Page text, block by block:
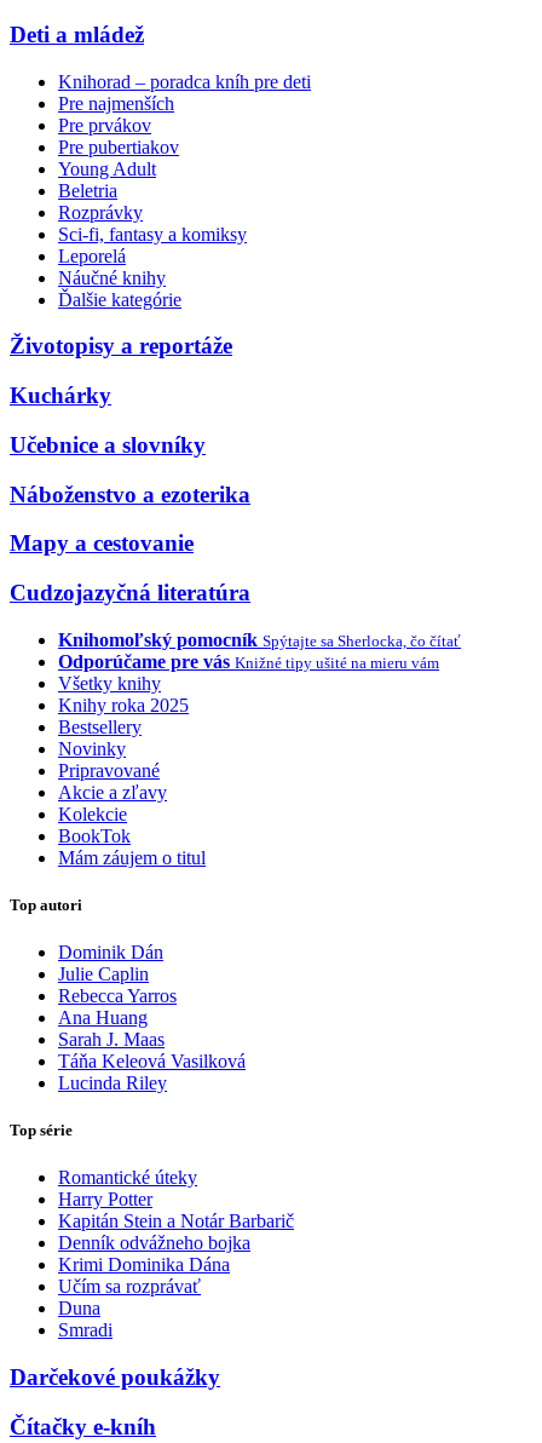
Deti a mládež
Knihorad – poradca kníh pre deti
Pre najmenších
Pre prvákov
Pre pubertiakov
Young Adult
Beletria
Rozprávky
Sci-fi, fantasy a komiksy
Leporelá
Náučné knihy
Ďalšie kategórie
Životopisy a reportáže
Kuchárky
Učebnice a slovníky
Náboženstvo a ezoterika
Mapy a cestovanie
Cudzojazyčná literatúra
Knihomoľský pomocník Spýtajte sa Sherlocka, čo čítať
Odporúčame pre vás Knižné tipy ušité na mieru vám
Všetky knihy
Knihy roka 2025
Bestsellery
Novinky
Pripravované
Akcie a zľavy
Kolekcie
BookTok
Mám záujem o titul
Top autori
Dominik Dán
Julie Caplin
Rebecca Yarros
Ana Huang
Sarah J. Maas
Táňa Keleová Vasilková
Lucinda Riley
Top série
Romantické úteky
Harry Potter
Kapitán Stein a Notár Barbarič
Denník odvážneho bojka
Krimi Dominika Dána
Učím sa rozprávať
Duna
Smradi
Darčekové poukážky
Čítačky e-kníh